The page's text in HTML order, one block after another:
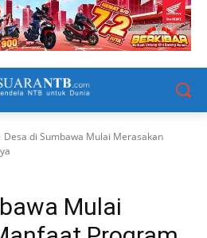
Desa di Sumbawa Mulai Merasakan
Mulai